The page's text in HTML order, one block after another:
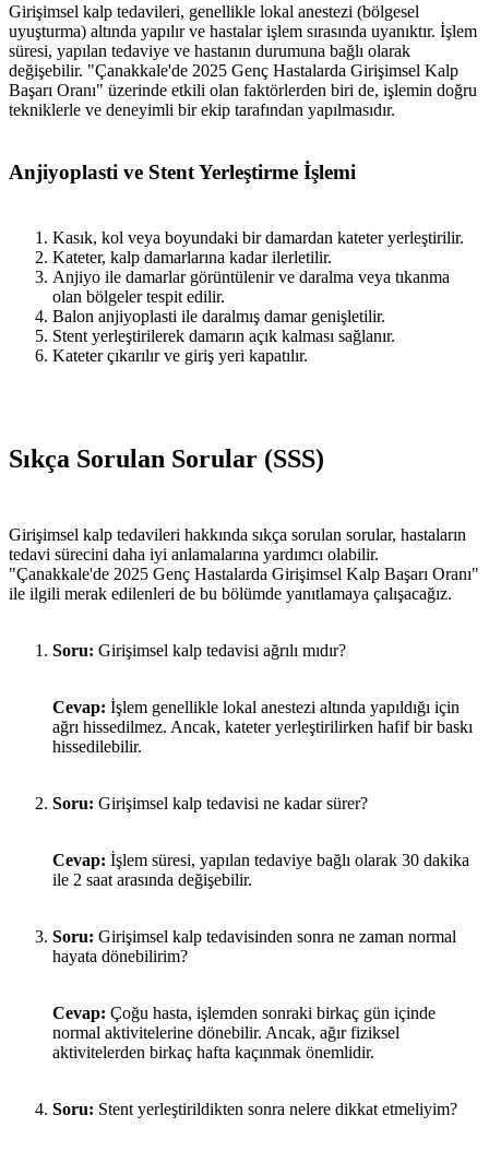
Girişimsel kalp tedavileri, genellikle lokal anestezi (bölgesel
uyuşturma) altında yapılır ve hastalar işlem sırasında uyanıktır. İşlem
süresi, yapılan tedaviye ve hastanın durumuna bağlı olarak
değişebilir. "Çanakkale'de 2025 Genç Hastalarda Girişimsel Kalp
Başarı Oranı" üzerinde etkili olan faktörlerden biri de, işlemin doğru
tekniklerle ve deneyimli bir ekip tarafından yapılmasıdır.
Anjiyoplasti ve Stent Yerleştirme İşlemi
Kasık, kol veya boyundaki bir damardan kateter yerleştirilir.
Kateter, kalp damarlarına kadar ilerletilir.
Anjiyo ile damarlar görüntülenir ve daralma veya tıkanma
olan bölgeler tespit edilir.
Balon anjiyoplasti ile daralmış damar genişletilir.
Stent yerleştirilerek damarın açık kalması sağlanır.
Kateter çıkarılır ve giriş yeri kapatılır.
Sıkça Sorulan Sorular (SSS)
Girişimsel kalp tedavileri hakkında sıkça sorulan sorular, hastaların
tedavi sürecini daha iyi anlamalarına yardımcı olabilir.
"Çanakkale'de 2025 Genç Hastalarda Girişimsel Kalp Başarı Oranı"
ile ilgili merak edilenleri de bu bölümde yanıtlamaya çalışacağız.
Soru: Girişimsel kalp tedavisi ağrılı mıdır?
Cevap: İşlem genellikle lokal anestezi altında yapıldığı için
ağrı hissedilmez. Ancak, kateter yerleştirilirken hafif bir baskı
hissedilebilir.
Soru: Girişimsel kalp tedavisi ne kadar sürer?
Cevap: İşlem süresi, yapılan tedaviye bağlı olarak 30 dakika
ile 2 saat arasında değişebilir.
Soru: Girişimsel kalp tedavisinden sonra ne zaman normal
hayata dönebilirim?
Cevap: Çoğu hasta, işlemden sonraki birkaç gün içinde
normal aktivitelerine dönebilir. Ancak, ağır fiziksel
aktivitelerden birkaç hafta kaçınmak önemlidir.
Soru: Stent yerleştirildikten sonra nelere dikkat etmeliyim?